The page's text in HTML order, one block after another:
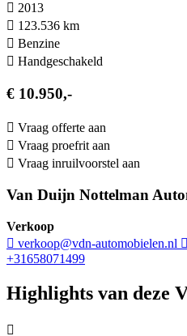
2013
123.536 km
Benzine
Hand­geschakeld
€ 10.950,-
Vraag offerte aan
Vraag proefrit aan
Vraag inruilvoorstel aan
Van Duijn Nottelman
Verkoop
verkoop@vdn-automobielen.nl
+31658071499
Highlights van deze